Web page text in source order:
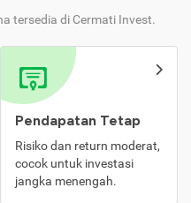
tersedia di Cermati Invest.
Pendapatan Tetap
Risiko dan return moderat,
cocok untuk investasi
jangka menengah.